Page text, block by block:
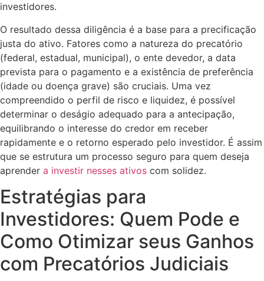
investidores.
O resultado dessa diligência é a base para a precificação
justa do ativo. Fatores como a natureza do precatório
(federal, estadual, municipal), o ente devedor, a data
prevista para o pagamento e a existência de preferência
(idade ou doença grave) são cruciais. Uma vez
compreendido o perfil de risco e liquidez, é possível
determinar o deságio adequado para a antecipação,
equilibrando o interesse do credor em receber
rapidamente e o retorno esperado pelo investidor. É assim
que se estrutura um processo seguro para quem deseja
aprender a investir nesses ativos com solidez.
Estratégias para
Investidores: Quem Pode e
Como Otimizar seus Ganhos
com Precatórios Judiciais